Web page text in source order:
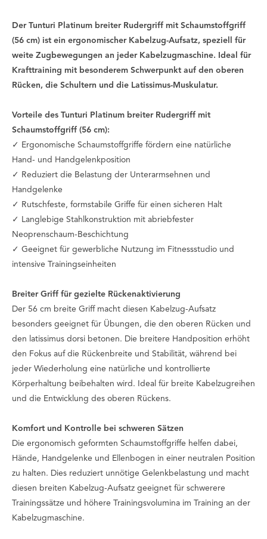
Der Tunturi Platinum breiter Rudergriff mit Schaumstoffgriff
(56 cm) ist ein ergonomischer Kabelzug-Aufsatz, speziell für
weite Zugbewegungen an jeder Kabelzugmaschine. Ideal für
Krafttraining mit besonderem Schwerpunkt auf den oberen
Rücken, die Schultern und die Latissimus-Muskulatur.
Vorteile des Tunturi Platinum breiter Rudergriff mit
Schaumstoffgriff (56 cm):
✓ Ergonomische Schaumstoffgriffe fördern eine natürliche
Hand- und Handgelenkposition
✓ Reduziert die Belastung der Unterarmsehnen und
Handgelenke
✓ Rutschfeste, formstabile Griffe für einen sicheren Halt
✓ Langlebige Stahlkonstruktion mit abriebfester
Neoprenschaum-Beschichtung
✓ Geeignet für gewerbliche Nutzung im Fitnessstudio und
intensive Trainingseinheiten
Breiter Griff für gezielte Rückenaktivierung
Der 56 cm breite Griff macht diesen Kabelzug-Aufsatz
besonders geeignet für Übungen, die den oberen Rücken und
den latissimus dorsi betonen. Die breitere Handposition erhöht
den Fokus auf die Rückenbreite und Stabilität, während bei
jeder Wiederholung eine natürliche und kontrollierte
Körperhaltung beibehalten wird. Ideal für breite Kabelzugreihen
und die Entwicklung des oberen Rückens.
Komfort und Kontrolle bei schweren Sätzen
Die ergonomisch geformten Schaumstoffgriffe helfen dabei,
Hände, Handgelenke und Ellenbogen in einer neutralen Position
zu halten. Dies reduziert unnötige Gelenkbelastung und macht
diesen breiten Kabelzug-Aufsatz geeignet für schwerere
Trainingssätze und höhere Trainingsvolumina im Training an der
Kabelzugmaschine.